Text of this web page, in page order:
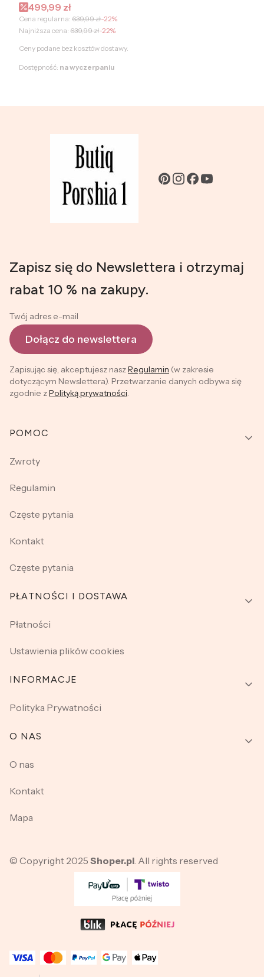
Cena promocyjna
499,99 zł
Cena regularna: 639,99 zł-22%
Najniższa cena: 639,99 zł-22%
Ceny podane bez kosztów dostawy.
Dostępność: na wyczerpaniu
Zapisz się do Newslettera i otrzymaj
rabat 10 % na zakupy.
Twój adres e-mail
Dołącz do newslettera
Zapisując się, akceptujesz naszRegulamin (w zakresie
dotyczącym Newslettera). Przetwarzanie danych odbywa się
zgodnie zPolityką prywatności.
Linki w stopce
POMOC
Zwroty
Regulamin
Częste pytania
Kontakt
Częste pytania
PŁATNOŚCI I DOSTAWA
Płatności
Ustawienia plików cookies
INFORMACJE
Polityka Prywatności
O NAS
O nas
Kontakt
Mapa
© Copyright 2025 Shoper.pl. All rights reserved